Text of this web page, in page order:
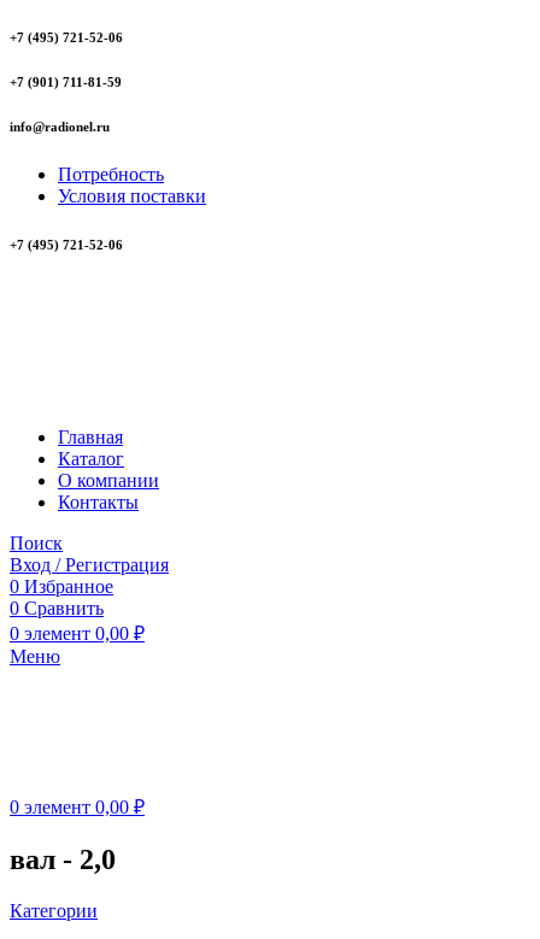
+7 (495) 721-52-06
+7 (901) 711-81-59
info@radionel.ru
Потребность
Условия поставки
+7 (495) 721-52-06
Главная
Каталог
О компании
Контакты
Поиск
Вход / Регистрация
0 Избранное
0 Сравнить
0 элемент 0,00 ₽
Меню
0 элемент 0,00 ₽
вал - 2,0
Категории